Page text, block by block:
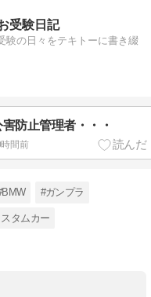
受験日記
験の日々をテキトーに書き綴
害防止管理者・・・
間前
#ガンプラ
タムカー